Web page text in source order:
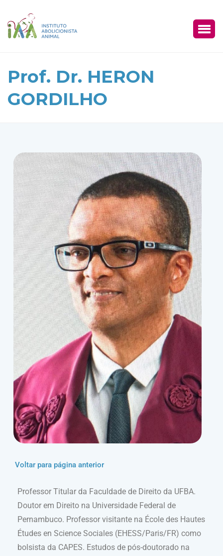
Prof. Dr. HERON
GORDILHO
Voltar para página anterior
Professor Titular da Faculdade de Direito da UFBA.
Doutor em Direito na Universidade Federal de
Pernambuco. Professor visitante na École des Hautes
Études en Science Sociales (EHESS/Paris/FR) como
bolsista da CAPES. Estudos de pós-doutorado na